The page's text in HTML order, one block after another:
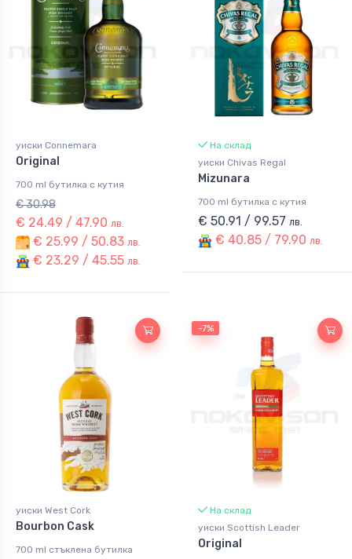
уиски Connemara
Original
700 ml бутилка с кутия
€ 30.98
€ 24.49 / 47.90 лв.
€ 25.99 / 50.83 лв.
€ 23.29 / 45.55 лв.
На склад
уиски Chivas Regal
Mizunara
700 ml бутилка с кутия
€ 50.91 / 99.57 лв.
€ 40.85 / 79.90 лв.
уиски West Cork
Bourbon Cask
700 ml стъклена бутилка
-7%
На склад
уиски Scottish Leader
Original